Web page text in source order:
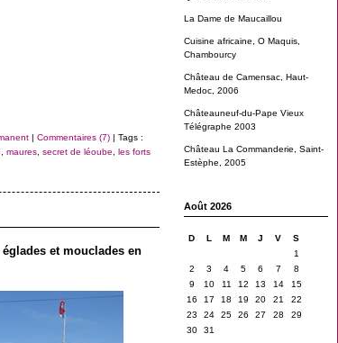
La Dame de Maucaillou
Cuisine africaine, O Maquis,
Chambourcy
Château de Camensac, Haut-
Medoc, 2006
Châteauneuf-du-Pape Vieux
Télégraphe 2003
Château La Commanderie, Saint-
Estèphe, 2005
Août 2026
D L M M J V
S
1
2
3 4 5 6 7
8
9
10 11 12 13 14
15
16
17 18 19 20 21
22
23
24 25 26 27 28
29
30
31
| Commentaires (7)| Tags :
maures, secret de léoube
les forts
et mouclades en